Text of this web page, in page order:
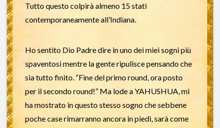
Tutto questo colpirà almeno 15 stati
contemporaneamente all’Indiana.
Ho sentito Dio Padre dire in uno dei miei sogni più
spaventosi mentre la gente ripulisce pensando che
sia tutto finito. “Fine del primo round, ora posto
per il secondo round!” Ma lode a YAHUSHUA, mi
ha mostrato in questo stesso sogno che sebbene
poche case rimarranno ancora in piedi, sarà come